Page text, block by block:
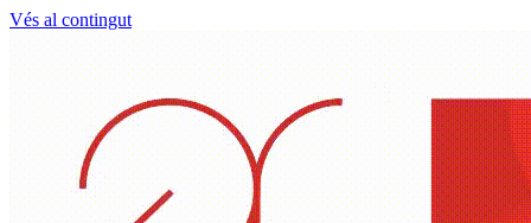
Vés al contingut